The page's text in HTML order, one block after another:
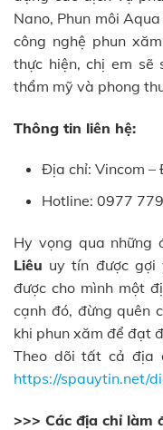
Nano, Phun môi
công nghệ phun
thực hiện, chị em sẽ
thẩm mỹ và phong
Thông tin liên hệ:
Địa chỉ: Vincom –
Hotline: 0977
Hy vọng qua những
Liêu uy tín được gợi
được cho mình một
cạnh đó, đừng quên
khi phun xăm để đạt
Theo dõi tất cả địa
https://spauytin.net/
>>> Các địa chỉ làm